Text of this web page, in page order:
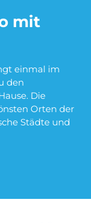
Abo
mit
einmal im
den
Die
Orten der
Städte und